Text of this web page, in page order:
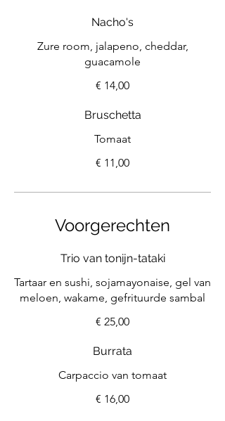
Nacho's
Zure room, jalapeno, cheddar,
guacamole
€ 14,00
Bruschetta
Tomaat
€ 11,00
Voorgerechten
Trio van tonijn-tataki
Tartaar en sushi, sojamayonaise, gel van
meloen, wakame, gefrituurde sambal
€ 25,00
Burrata
Carpaccio van tomaat
€ 16,00